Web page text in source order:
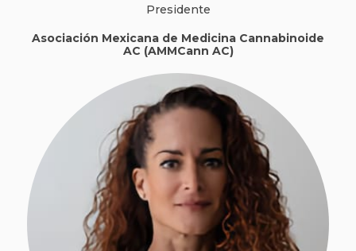
Presidente
Asociación Mexicana de Medicina Cannabinoide
AC (AMMCann AC)